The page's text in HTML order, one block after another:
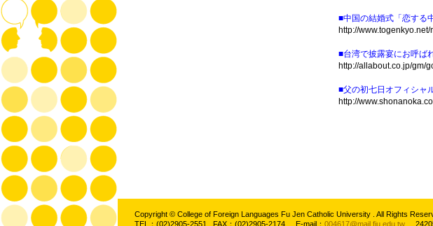
■中国の結婚式「恋する
http://
■台湾で披露宴にお呼ば
http://allabout.co.jp/gm/
■父の初七日オフィシャ
http://
Copyright © College of Foreign Languages Fu Jen Catholic University . All Rights
TEL：(02)2905-2551 FAX：(02)2905-2174 E-mail： 004617@mail.fju.edu.tw 24205